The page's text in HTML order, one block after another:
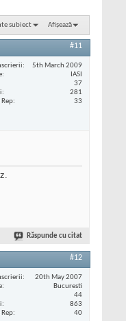
subiect Afișează
#11
5th March 2009
IASI
37
281
33
Răspunde cu citat
#12
20th May 2007
Bucuresti
44
863
40